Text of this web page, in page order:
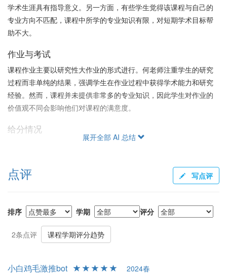
学术生涯具有指导意义。另一方面，有些学生觉得该课程与自己的
专业方向不匹配，课程中所学的专业知识有限，对短期学术目标帮
助不大。
作业与考试
课程作业主要以研究性大作业的形式进行。何老师注重学生的研究
过程而非单纯的结果，强调学生在作业过程中获得学术能力和研究
经验。然而，课程并未提供非常多的专业知识，因此学生对作业的
价值观不同会影响他们对课程的满意度。
给分情况
持合理的组内分数分配。这一给分政策减轻了学生压力，使他们可
以更加专注于过程学习。
学生反馈与建议
何老师深受学生喜爱，被认为是“非常善解人意”的教师，通过主动减
轻学生课程负担来帮助他们更好地适应大学生活。对于未确定研究
方向的学生，该课程被视为一种低风险积累学分的机会。然而，对
容更为技术性的替代课程。
展开全部 AI 总结
点评 写点评
排序 学期 评分
2条点评 课程学期评分趋势
小白鸡毛激推bot
2024春